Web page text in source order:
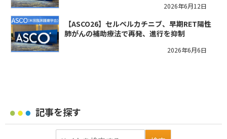
2026年6月12日
【ASCO26】セルペルカチニブ、早期RET陽性
肺がんの補助療法で再発、進行を抑制
2026年6月6日
記事を探す